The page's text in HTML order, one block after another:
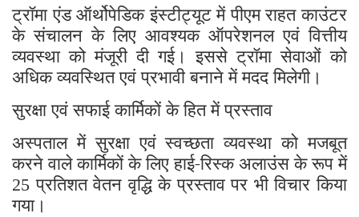
ट्रॉमा एंड ऑर्थोपेडिक इंस्टीट्यूट में पीएम राहत काउंटर
के संचालन के लिए आवश्यक ऑपरेशनल एवं वित्तीय
व्यवस्था को मंजूरी दी गई। इससे ट्रॉमा सेवाओं को
अधिक व्यवस्थित एवं प्रभावी बनाने में मदद मिलेगी।
सुरक्षा एवं सफाई कार्मिकों के हित में प्रस्ताव
अस्पताल में सुरक्षा एवं स्वच्छता व्यवस्था को मजबूत
करने वाले कार्मिकों के लिए हाई-रिस्क अलाउंस के रूप में
25प्रतिशत वेतन वृद्धि के प्रस्ताव पर भी विचार किया
गया।